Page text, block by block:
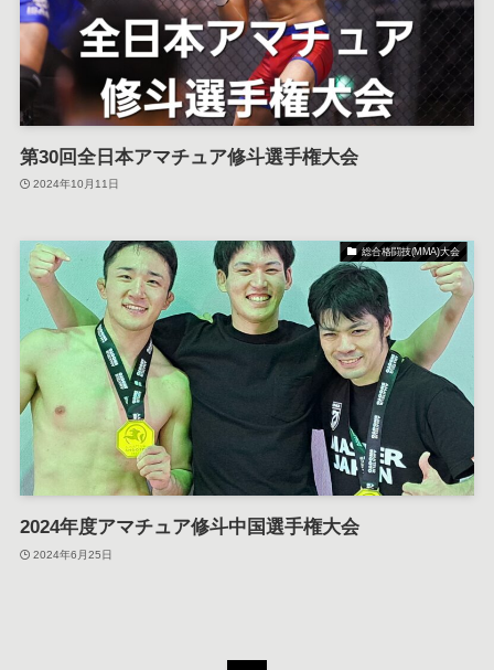
第30回全日本アマチュア修斗選手権大会
2024年10月11日
総合格闘技(MMA)大会
2024年度アマチュア修斗中国選手権大会
2024年6月25日